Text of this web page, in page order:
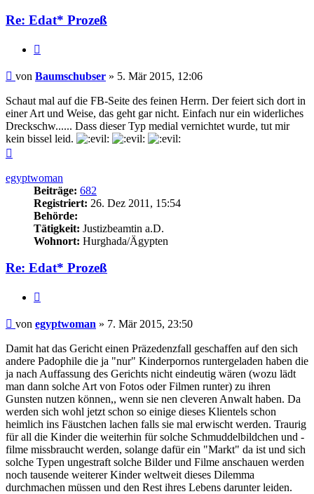
Re: Edat* Prozeß
Beitrag
von Baumschubser » 5. Mär 2015, 12:06
Schaut mal auf die FB-Seite des feinen Herrn. Der feiert sich dort in
einer Art und Weise, das geht gar nicht. Einfach nur ein widerliches
Dreckschw...... Dass dieser Typ medial vernichtet wurde, tut mir
kein bissel leid.
egyptwoman
Beiträge: 682
Registriert: 26. Dez 2011, 15:54
Behörde:
Tätigkeit: Justizbeamtin a.D.
Wohnort: Hurghada/Ägypten
Re: Edat* Prozeß
Beitrag
von egyptwoman » 7. Mär 2015, 23:50
Damit hat das Gericht einen Präzedenzfall geschaffen auf den sich
andere Padophile die ja "nur" Kinderpornos runtergeladen haben die
ja nach Auffassung des Gerichts nicht eindeutig wären (wozu lädt
man dann solche Art von Fotos oder Filmen runter) zu ihren
Gunsten nutzen können,, wenn sie nen cleveren Anwalt haben. Da
werden sich wohl jetzt schon so einige dieses Klientels schon
heimlich ins Fäustchen lachen falls sie mal erwischt werden. Traurig
für all die Kinder die weiterhin für solche Schmuddelbildchen und -
filme missbraucht werden, solange dafür ein "Markt" da ist und sich
solche Typen ungestraft solche Bilder und Filme anschauen werden
noch tausende weiterer Kinder weltweit dieses Dilemma
durchmachen müssen und den Rest ihres Lebens darunter leiden.